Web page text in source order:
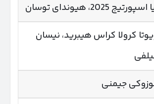
2025، هیوندای توسان
کرولا کراس هیبرید، نیسان
جیمنی